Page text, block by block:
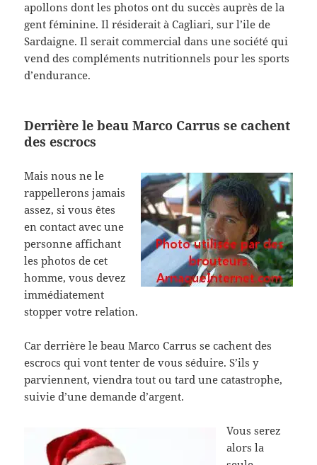
apollons dont les photos ont du succès auprès de la
gent féminine. Il résiderait à Cagliari, sur l’ile de
Sardaigne. Il serait commercial dans une société qui
vend des compléments nutritionnels pour les sports
d’endurance.
Derrière le beau Marco Carrus se cachent
des escrocs
Mais nous ne le
rappellerons jamais
assez, si vous êtes
en contact avec une
personne affichant
les photos de cet
homme, vous devez
immédiatement
stopper votre relation.
Car derrière le beau Marco Carrus se cachent des
escrocs qui vont tenter de vous séduire. S’ils y
parviennent, viendra tout ou tard une catastrophe,
suivie d’une demande d’argent.
Vous serez
alors la